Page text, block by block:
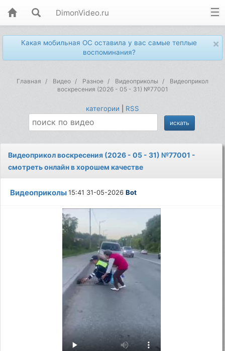
DimonVideo.ru
×
Какая мобильная ОС оставила у вас самые теплые
воспоминания?
Главная Видео Разное Видеоприколы
Видеоприкол
воскресения (2026 - 05 - 31) №77001
категории RSS
Видеоприкол воскресения (2026 - 05 - 31) №77001 -
смотреть онлайн в хорошем качестве
Видеоприколы15:41 31-05-2026Bot